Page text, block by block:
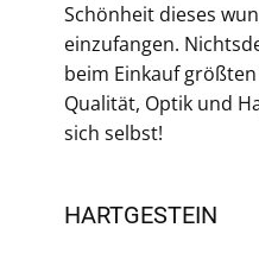
Schönheit dieses
einzufangen.
beim Einkauf
Qualität, Optik und
sich selbst!
HARTGESTEIN